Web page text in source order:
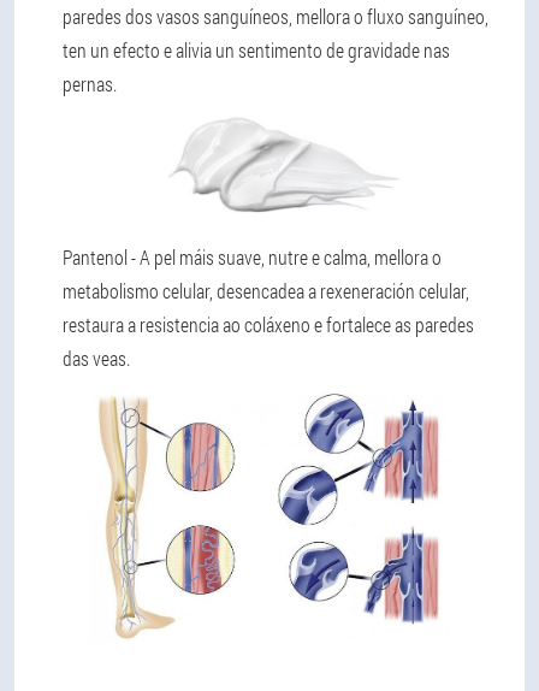
paredes dos vasos sanguíneos, mellora o fluxo sanguíneo,
ten un efecto e alivia un sentimento de gravidade nas
pernas.
Pantenol- A pel máis suave, nutre e calma, mellora o
metabolismo celular, desencadea a rexeneración celular,
restaura a resistencia ao coláxeno e fortalece as paredes
das veas.